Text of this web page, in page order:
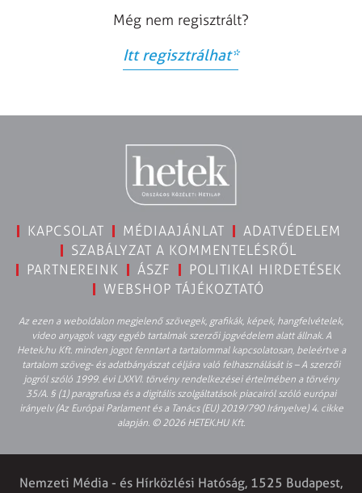
Még nem regisztrált?
Itt regisztrálhat*
KAPCSOLAT MÉDIAAJÁNLAT
ADATVÉDELEM
SZABÁLYZAT A KOMMENTELÉSRŐL
PARTNEREINK
ÁSZF
POLITIKAI HIRDETÉSEK
WEBSHOP TÁJÉKOZTATÓ
Az ezen a weboldalon megjelenő szövegek, grafikák, képek, hangfelvételek,
video anyagok vagy egyéb tartalmak szerzői jogvédelem alatt állnak. A
Hetek.hu Kft. minden jogot fenntart a tartalommal kapcsolatosan, beleértve a
tartalom szöveg- és adatbányászat céljára való felhasználását is – A szerzői
jogról szóló 1999. évi LXXVI. törvény rendelkezései értelmében a törvény
35/A. § (1) paragrafusa és a digitális szolgáltatások piacairól szóló európai
irányelv (Az Európai Parlament és a Tanács (EU) 2019/790 Irányelve) 4. cikke
alapján. © 2026 HETEK.HU Kft.
Nemzeti Média - és Hírközlési Hatóság, 1525 Budapest,